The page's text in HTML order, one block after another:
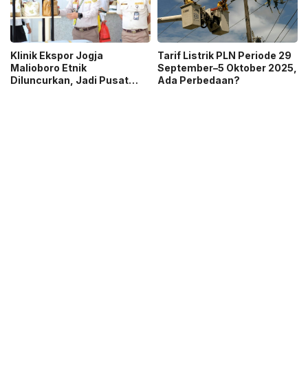
Klinik Ekspor Jogja
Malioboro Etnik
Diluncurkan, Jadi Pusat
Tarif Listrik PLN Periode 29
September–5 Oktober 2025,
Ada Perbedaan?